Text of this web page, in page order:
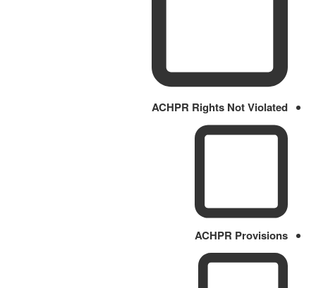
ACHPR Rights Not Violated
ACHPR Provisions